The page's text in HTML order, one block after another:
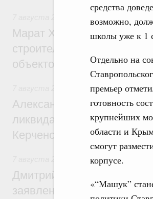
средства
возможно,
школы уже к 1
Отдельно на
премьер
готовность
крупнейших
области и
смогут
корпусе.
«“Машук”
Экономика городов.
Марат Хуснуллин:
строительство и
объектов
Чрезвычайные
Александр Козлов
ликвидации последствий
Керченском проливе
Среднее
Дмитрий Чернышенко:
заявлений от